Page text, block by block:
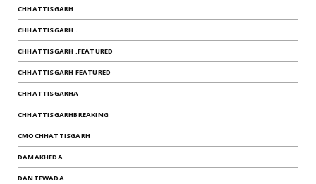
CHHATTISGARH
CHHATTISGARH .
CHHATTISGARH .FEATURED
CHHATTISGARH FEATURED
CHHATTISGARHA
CHHATTISGARHBREAKING
CMOCHHATTISGARH
DAMAKHEDA
DANTEWADA